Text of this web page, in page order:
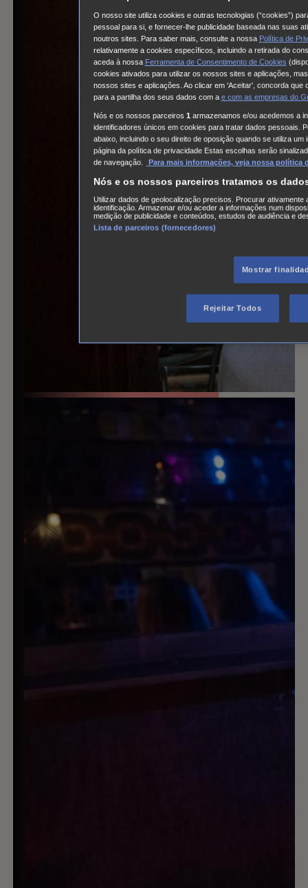
O nosso site utiliza cookies e outras tecnologias (“cookies”)
pessoal para si, e fornecer-lhe publicidade baseada nas suas
noutros sites. Para saber mais, consulte a nossa Política de
relativamente a cookies específicos, incluindo a retirada do
aceda à nossa Ferramenta de Consentimento de Cookies
cookies ativados para utilizar os nossos sites e aplicações,
nossos sites e aplicações. Ao clicar em 'Aceitar', concorda
para a partilha dos seus dados com a e com as empresas do
Nós e os nossos parceiros 1 armazenamos e/ou acedemos a
identificadores únicos em cookies para tratar dados pessoais.
abaixo, incluindo o seu direito de oposição quando se utiliza
página da política de privacidade Estas escolhas serão
de navegação.
Para mais informações, veja nossa política
Nós e os nossos parceiros tratamos os
Utilizar dados de geolocalização precisos. Procurar
identificação. Armazenar e/ou aceder a informações num
medição de publicidade e conteúdos, estudos de audiência e
Lista de parceiros (fornecedores)
Mostrar
Rejeitar Todos